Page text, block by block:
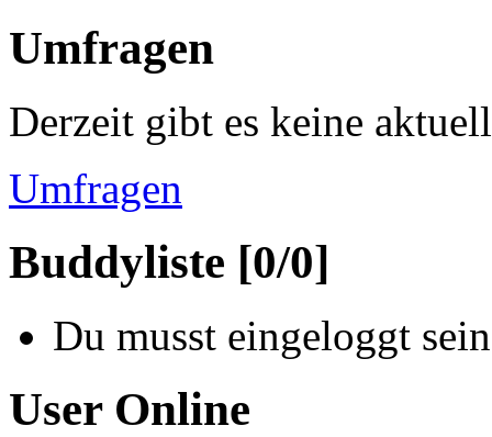
Umfragen
Derzeit gibt es keine
Umfragen
Buddyliste [0/0]
Du musst eingeloggt
User Online